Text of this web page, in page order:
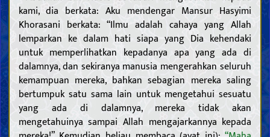
kami, dia berkata: Aku mendengar Mansur Hasyimi
Khorasani berkata: “Ilmu adalah cahaya yang Allah
lemparkan ke dalam hati siapa yang Dia kehendaki
untuk memperlihatkan kepadanya apa yang ada di
dalamnya, dan sekiranya manusia mengerahkan seluruh
kemampuan mereka, bahkan sebagian mereka saling
bertumpuk satu sama lain untuk mengetahui sesuatu
yang ada di dalamnya, mereka tidak akan
mengetahuinya sampai Allah mengajarkannya kepada